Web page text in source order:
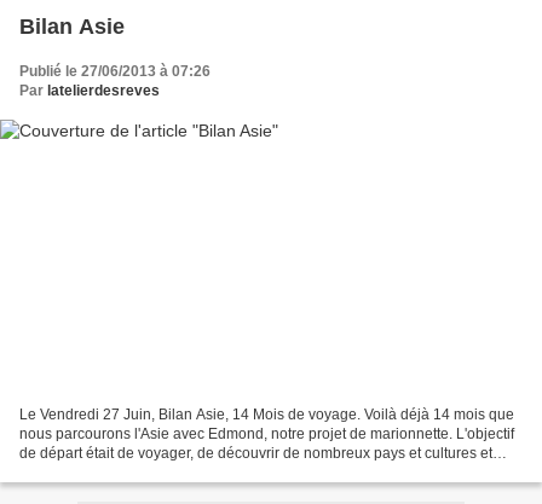
Bilan Asie
Publié le 27/06/2013 à 07:26
Par latelierdesreves
Le Vendredi 27 Juin, Bilan Asie, 14 Mois de voyage. Voilà déjà 14 mois que
nous parcourons l'Asie avec Edmond, notre projet de marionnette. L'objectif
de départ était de voyager, de découvrir de nombreux pays et cultures et